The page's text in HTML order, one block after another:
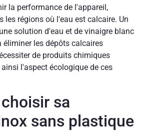
la performance de l'appareil,
les régions où l'eau est calcaire. Un
solution d'eau et de vinaigre blanc
éliminer les dépôts calcaires
de produits chimiques
l'aspect écologique de ces
sa
sans plastique